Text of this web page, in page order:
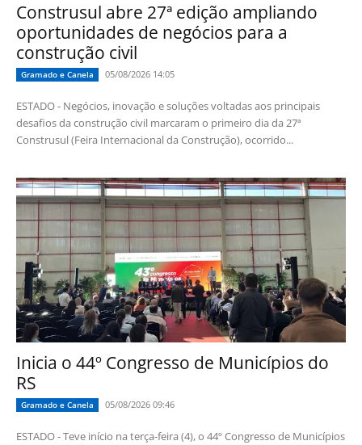
Construsul abre 27ª edição ampliando
oportunidades de negócios para a
construção civil
Gramado e Canela 05/08/2026 14:05
ESTADO - Negócios, inovação e soluções voltadas aos principais
desafios da construção civil marcaram o primeiro dia da 27ª
Construsul (Feira Internacional da Construção), ocorrido...
Inicia o 44º Congresso de Municípios do
RS
Gramado e Canela 05/08/2026 09:46
ESTADO - Teve início na terça-feira (4), o 44º Congresso de Municípios